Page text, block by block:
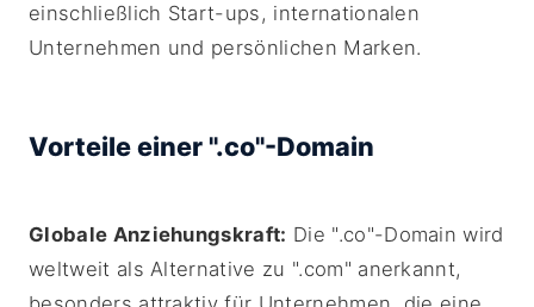
einschließlich Start-ups, internationalen
Unternehmen und persönlichen Marken.
Vorteile einer ".co"-Domain
Globale Anziehungskraft: Die ".co"-Domain wird
weltweit als Alternative zu ".com" anerkannt,